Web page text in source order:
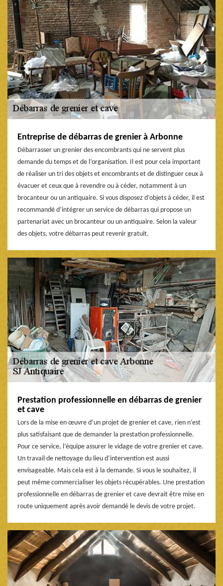
Entreprise de débarras de grenier à Arbonne
Débarrasser un grenier des encombrants qui ne servent plus
demande du temps et de l’organisation. Il est pour cela important
de réaliser un tri des objets et encombrants et de distinguer ceux à
évacuer et ceux que à revendre ou à céder, notamment à un
brocanteur ou un antiquaire. Si vous disposez d’objets à céder, il est
recommandé d’intégrer un service de débarras qui propose un
partenariat avec un brocanteur ou un antiquaire. Selon la valeur
des objets, votre débarras peut revenir gratuit.
Prestation professionnelle en débarras de grenier
et cave
Lors de la mise en œuvre d’un projet de grenier et cave, rien n’est
plus satisfaisant que de demander la prestation professionnelle.
Pour ce service, l’équipe assurer le vidage de votre grenier et cave.
Un travail de nettoyage du lieu d’intervention est aussi
envisageable. Mais cela est à la demande. Si vous le souhaitez, il
peut même commercialiser les objets récupérables. Une prestation
professionnelle en débarras de grenier et cave devrait être mise en
route uniquement après avoir demandé le devis de votre projet.